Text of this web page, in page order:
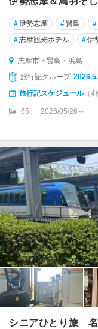
#伊勢志摩 #賢島 #
#志摩観光ホテル #伊
志摩市・賢島・浜島
旅行記グループ
旅行記スケジュール（4
65 2026/05/26～
シニアひとり旅